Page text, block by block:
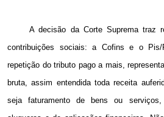
A decisão da Corte Suprema traz
contribuições sociais: a Cofins e o Pis/
repetição do tributo pago a mais,
bruta, assim entendida toda receita
seja faturamento de bens ou